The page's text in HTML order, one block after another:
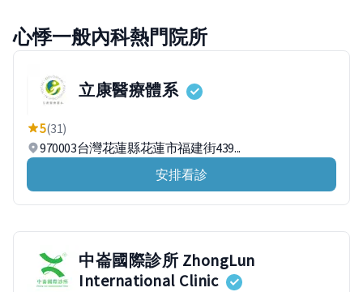
心悸一般內科熱門院所
立康醫療體系
5(31)
970003台灣花蓮縣花蓮市福建街439...
安排看診
中崙國際診所 ZhongLun
International Clinic